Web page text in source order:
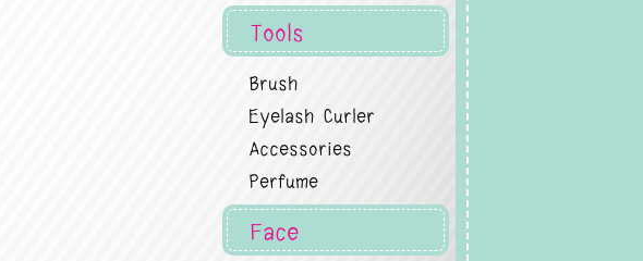
Tools
Brush
Eyelash Curler
Accessories
Perfume
Face